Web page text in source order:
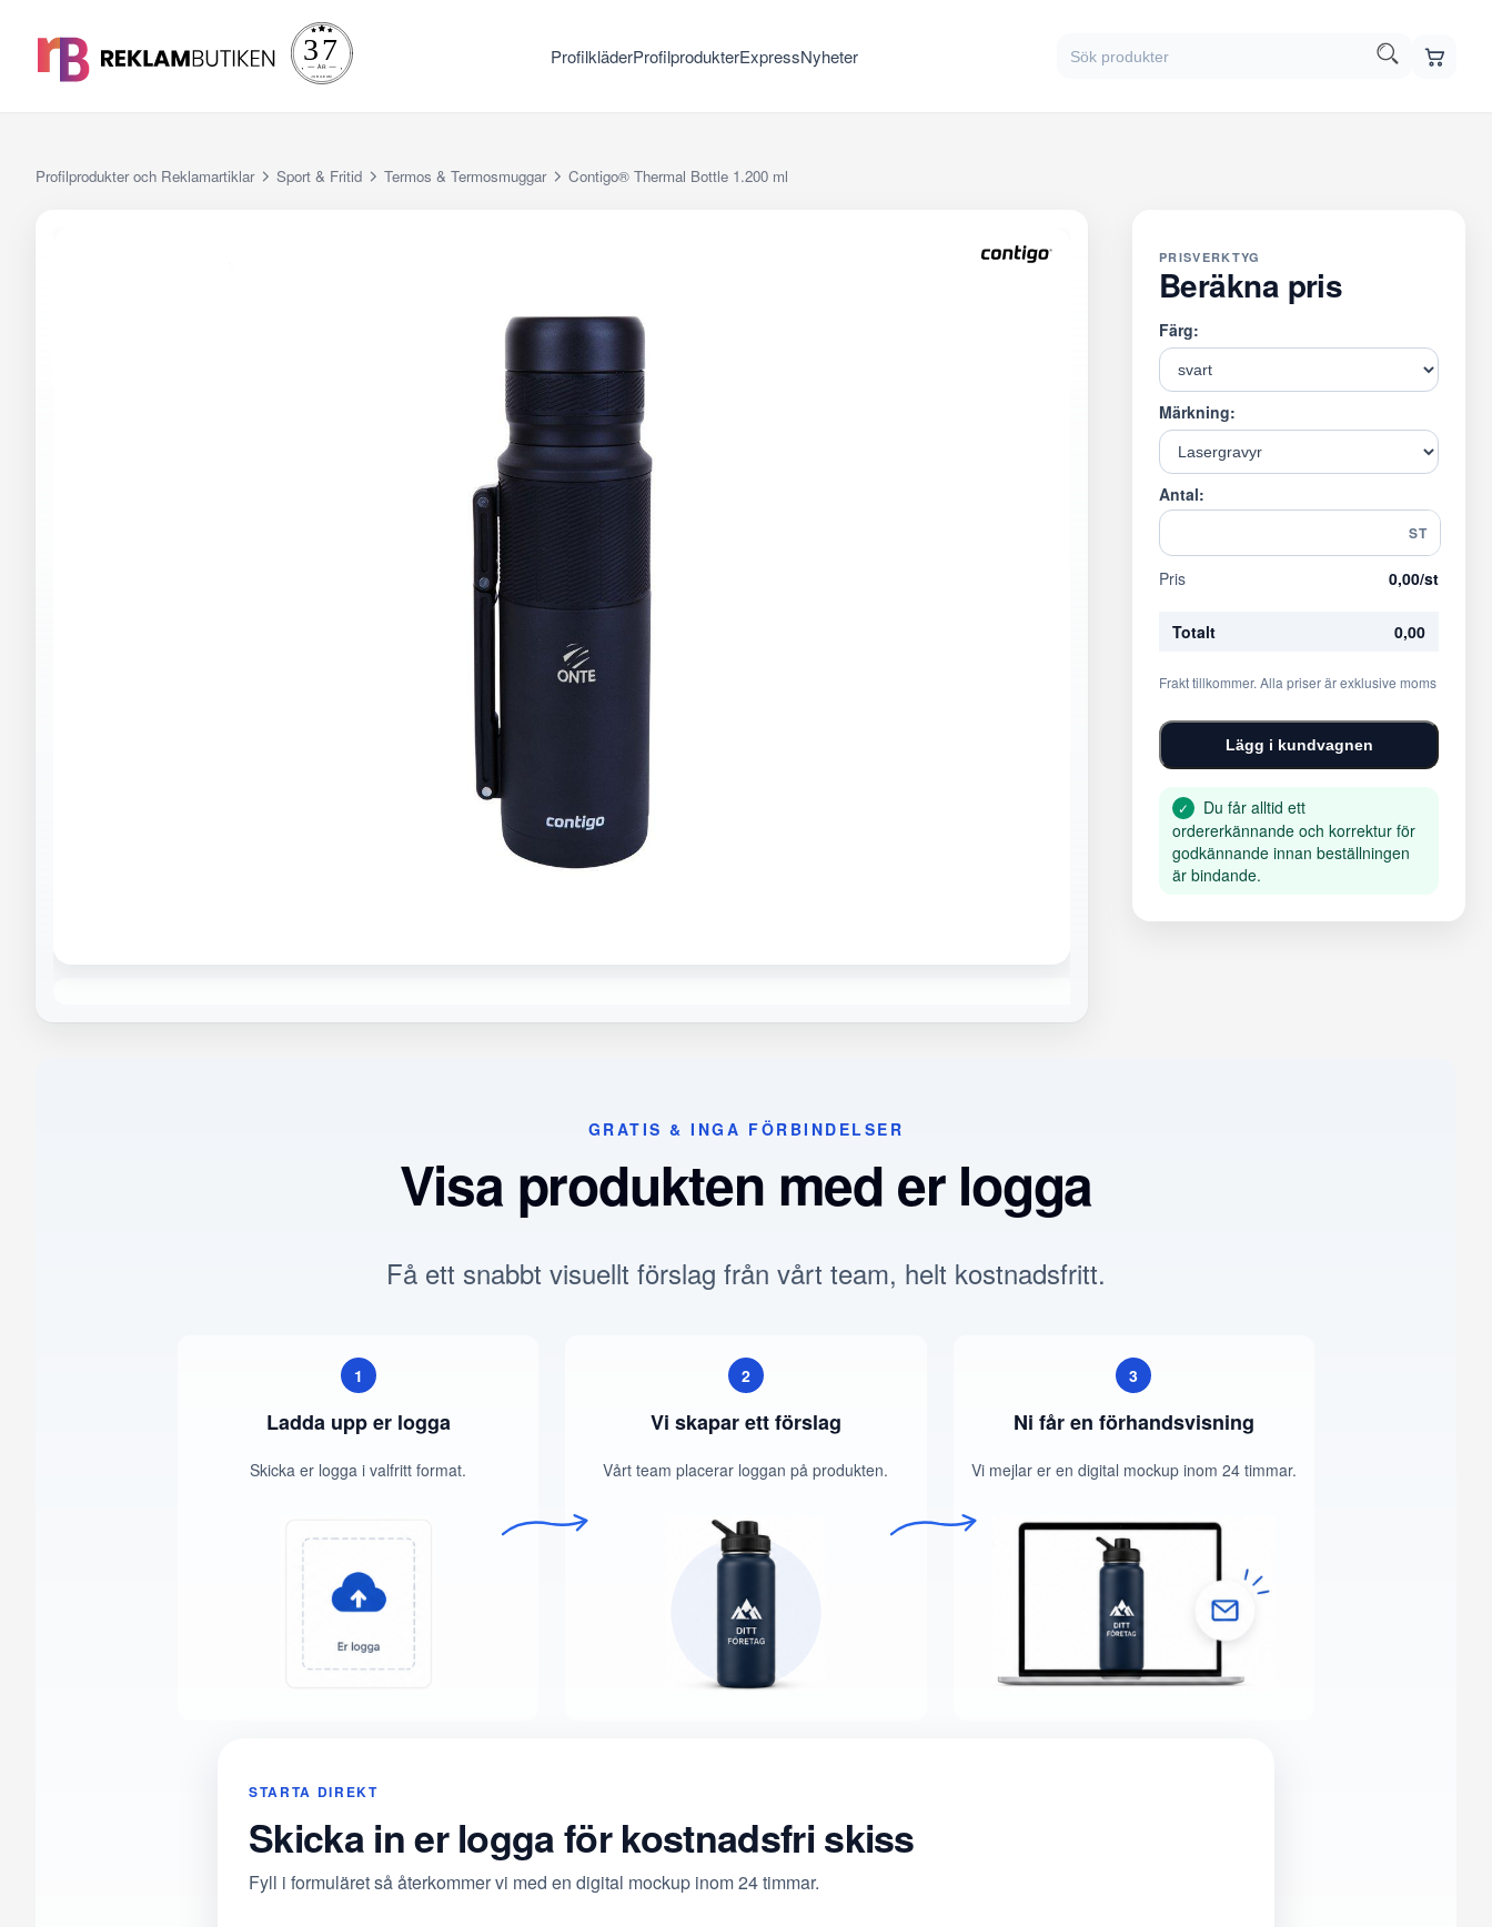
ProfilkläderProfilprodukterExpressNyheter
Profilprodukter och Reklamartiklar Sport & Fritid Termos & Termosmuggar Contigo® Thermal Bottle 1.200 ml
PRISVERKTYG
Beräkna pris
Färg:
Märkning:
Antal:
ST
Pris 0,00/st
Totalt 0,00
Frakt tillkommer. Alla priser är exklusive moms
Lägg i kundvagnen
✓
Du får alltid ett
ordererkännande och korrektur för
godkännande innan beställningen
är bindande.
GRATIS & INGA FÖRBINDELSER
Visa produkten med er logga
Få ett snabbt visuellt förslag från vårt team, helt kostnadsfritt.
1
Ladda upp er logga
Skicka er logga i valfritt format.
2
Vi skapar ett förslag
Vårt team placerar loggan på produkten.
3
Ni får en förhandsvisning
Vi mejlar er en digital mockup inom 24 timmar.
STARTA DIREKT
Skicka in er logga för kostnadsfri skiss
Fyll i formuläret så återkommer vi med en digital mockup inom 24 timmar.